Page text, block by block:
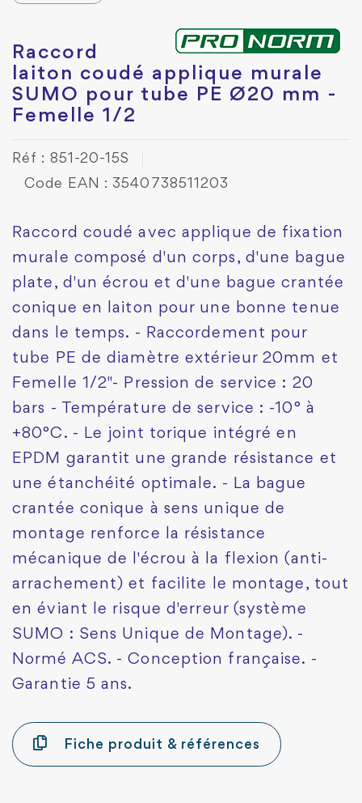
Raccord
laiton coudé applique murale
SUMO pour tube PE Ø20 mm -
Femelle 1/2
Réf : 851-20-15S
Code EAN : 3540738511203
Raccord coudé avec applique de fixation
murale composé d'un corps, d'une bague
plate, d'un écrou et d'une bague crantée
conique en laiton pour une bonne tenue
dans le temps. - Raccordement pour
tube PE de diamètre extérieur 20mm et
Femelle 1/2"- Pression de service : 20
bars - Température de service : -10° à
+80°C. - Le joint torique intégré en
EPDM garantit une grande résistance et
une étanchéité optimale. - La bague
crantée conique à sens unique de
montage renforce la résistance
mécanique de l'écrou à la flexion (anti-
arrachement) et facilite le montage, tout
en éviant le risque d'erreur (système
SUMO : Sens Unique de Montage). -
Normé ACS. - Conception française. -
Garantie 5 ans.
Fiche produit & références